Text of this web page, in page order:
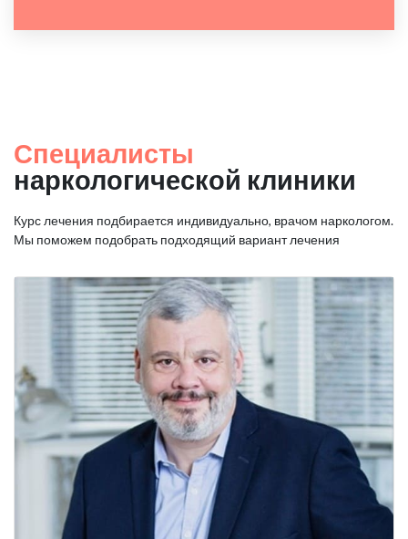
Специалисты
наркологической клиники
Курс лечения подбирается индивидуально, врачом наркологом.
Мы поможем подобрать подходящий вариант лечения